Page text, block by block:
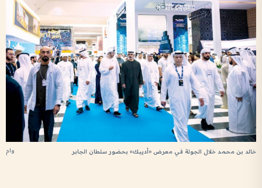
وام خالد بن محمد خلال الجولة في معرض «أديبك» بحضور سلطان الجابر